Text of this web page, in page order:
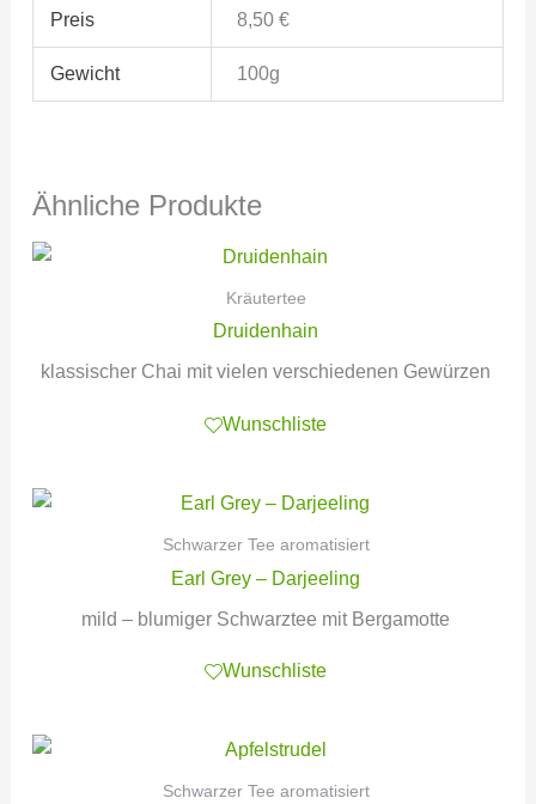
Preis 8,50 €
Gewicht 100g
Ähnliche Produkte
Kräutertee
Druidenhain
klassischer Chai mit vielen verschiedenen Gewürzen
Wunschliste
Schwarzer Tee aromatisiert
Earl Grey – Darjeeling
mild – blumiger Schwarztee mit Bergamotte
Wunschliste
Schwarzer Tee aromatisiert